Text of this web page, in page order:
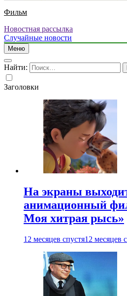
Фильм
Новостная рассылка
Случайные новости
Меню
Найти:
Заголовки
На экраны
анимационный
Моя хитрая рысь»
12 месяцев спустя12 месяцев